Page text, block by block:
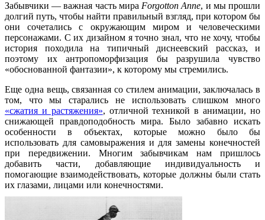
Забывчики — важная часть мира Forgotton Anne, и мы прошли
долгий путь, чтобы найти правильный взгляд, при котором бы
они сочетались с окружающим миром и человеческими
персонажами. С их дизайном я точно знал, что не хочу, чтобы
история походила на типичный диснеевский рассказ, и
поэтому их антропоморфизация бы разрушила чувство
«обоснованной фантазии», к которому мы стремились.
Еще одна вещь, связанная со стилем анимации, заключалась в
том, что мы старались не использовать слишком много
«сжатия и растяжения», отличной техникой в ​​анимации, но
снижающей правдоподобность мира. Было забавно искать
особенности в объектах, которые можно было бы
использовать для самовыражения и для замены конечностей
при передвижении. Многим забывчикам нам пришлось
добавить части, добавляющие индивидуальность и
помогающие взаимодействовать, которые должны были стать
их глазами, лицами или конечностями.